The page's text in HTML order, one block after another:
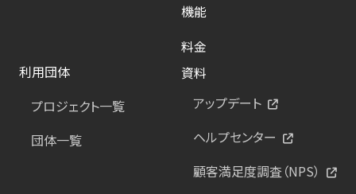
機能
料金
利用団体
プロジェクト一覧
団体一覧
資料
アップデート
ヘルプセンター
顧客満足度調査（NPS）